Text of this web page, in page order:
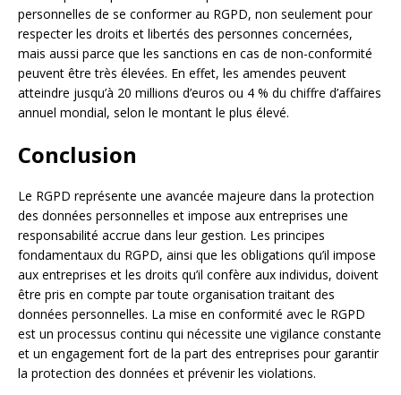
personnelles de se conformer au RGPD, non seulement pour
respecter les droits et libertés des personnes concernées,
mais aussi parce que les sanctions en cas de non-conformité
peuvent être très élevées. En effet, les amendes peuvent
atteindre jusqu’à 20 millions d’euros ou 4 % du chiffre d’affaires
annuel mondial, selon le montant le plus élevé.
Conclusion
Le RGPD représente une avancée majeure dans la protection
des données personnelles et impose aux entreprises une
responsabilité accrue dans leur gestion. Les principes
fondamentaux du RGPD, ainsi que les obligations qu’il impose
aux entreprises et les droits qu’il confère aux individus, doivent
être pris en compte par toute organisation traitant des
données personnelles. La mise en conformité avec le RGPD
est un processus continu qui nécessite une vigilance constante
et un engagement fort de la part des entreprises pour garantir
la protection des données et prévenir les violations.